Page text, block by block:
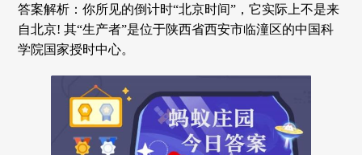
答案解析：你所见的倒计时“北京时间”，它实际上不是来
自北京! 其“生产者”是位于陕西省西安市临潼区的中国科
学院国家授时中心。